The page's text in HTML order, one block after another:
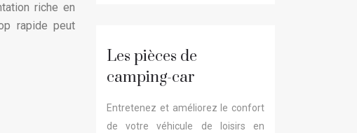
riche en
rapide peut
Les pièces de
camping-car
Entretenez et améliorez le confort
de votre véhicule de loisirs en